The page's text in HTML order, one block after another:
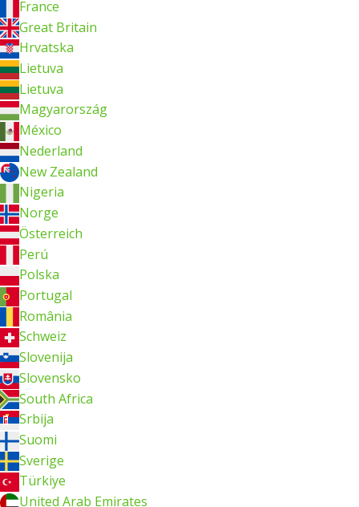
France
Great Britain
Hrvatska
Lietuva
Lietuva
Magyarország
México
Nederland
New Zealand
Nigeria
Norge
Österreich
Perú
Polska
Portugal
România
Schweiz
Slovenija
Slovensko
South Africa
Srbija
Suomi
Sverige
Türkiye
United Arab Emirates